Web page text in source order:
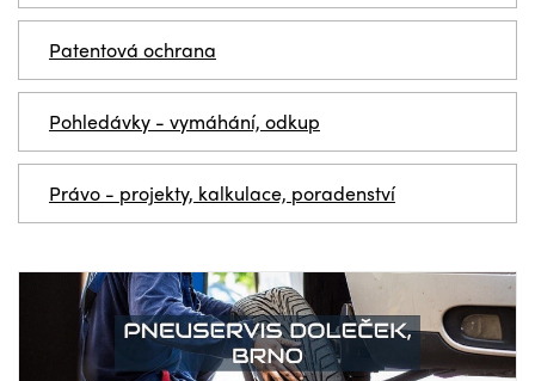
Patentová ochrana
Pohledávky - vymáhání, odkup
Právo - projekty, kalkulace, poradenství